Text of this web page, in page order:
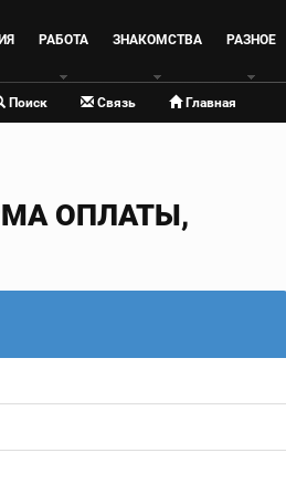
РАБОТА ЗНАКОМСТВА РАЗНОЕ
Поиск Связь Главная
ОПЛАТЫ,